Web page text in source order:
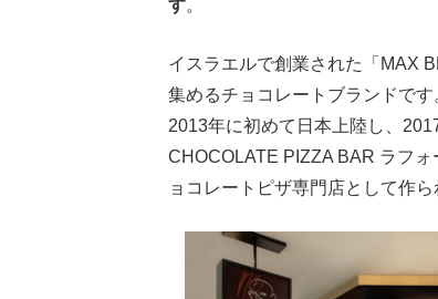
す。
イスラエルで創業された「MAX
集めるチョコレートブランドです
2013年に初めて日本上陸し、
CHOCOLATE PIZZA BAR ラフ
ョコレートピザ専門店として作